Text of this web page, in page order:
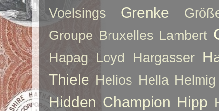
Voelsings Grenke
Groupe Bruxelles Lambert
Hapag Loyd Hargasser
Thiele Helios Hella Helmig
Hidden Champion Hipp